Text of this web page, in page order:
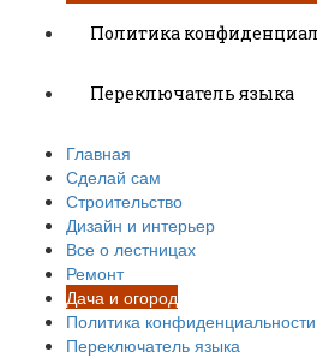
Политика
Переключатель языка
Главная
Сделай сам
Строительство
Дизайн и интерьер
Все о лестницах
Ремонт
Дача и огород
Политика конфиденциальности
Переключатель языка